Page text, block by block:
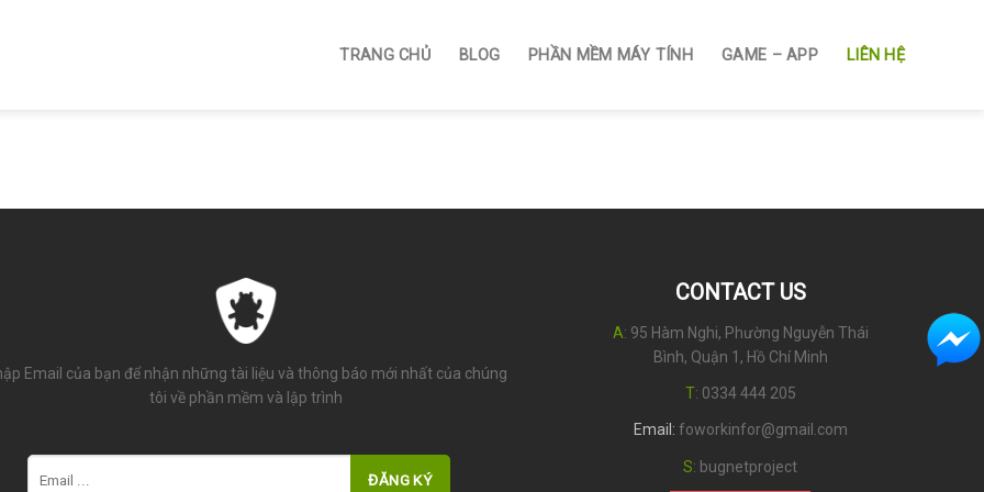
TRANG CHỦ BLOG PHẦN MỀM MÁY TÍNH GAME – APP LIÊN HỆ
Email của bạn để nhận những tài liệu và thông báo mới nhất của chúng
tôi về phần mềm và lập trình
CONTACT US
A: 95 Hàm Nghi, Phường Nguyễn Thái
Bình, Quận 1, Hồ Chí Minh
T: 0334 444 205
Email: foworkinfor@gmail.com
S: bugnetproject